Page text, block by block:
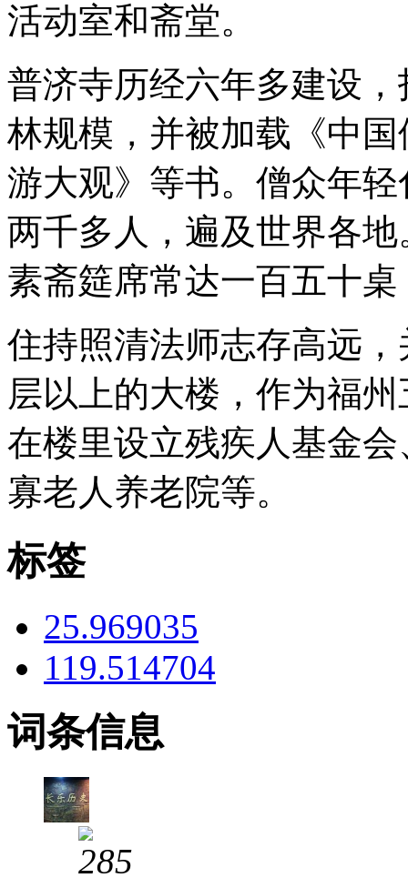
活动室和斋堂。
普济寺历经六年多建设
林规模，并被加载《中
游大观》等书。僧众年
两千多人，遍及世界各
素斋筵席常达一百五十
住持照清法师志存高远
层以上的大楼，作为福
在楼里设立残疾人基金
寡老人养老院等。
标签
25.969035
119.514704
词条信息